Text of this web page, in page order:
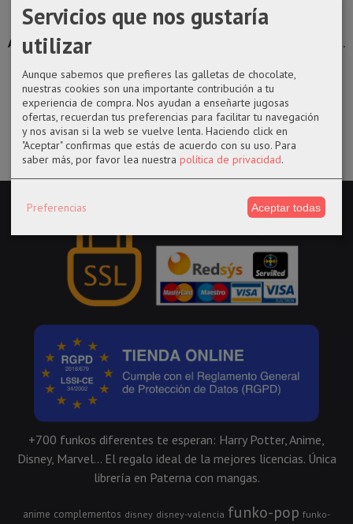
Funko pop
América Chavez
en...
14,50 €
Funko pop 150
Hermione con
17,99 €
Funko pop
1316 Aurora del
14,50 €
Beetle chase...
26,99 €
+700 funkos diferentes te esperan: Harry Potter, Anime,
Disney, Marvel... El regalo ideal de la mejores licencias. Única
librería en Paterna con mangas.
anime complementos disney disney-valencia funko-pop funko-
Servicios que nos gustaría
utilizar
Aunque sabemos que prefieres las galletas de chocolate,
nuestras cookies son una importante contribución a tu
experiencia de compra. Nos ayudan a enseñarte jugosas
ofertas, recuerdan tus preferencias para facilitar tu navegación
y nos avisan si la web se vuelve lenta. Haciendo click en
"Aceptar" confirmas que estás de acuerdo con su uso. Para
saber más, por favor lea nuestra política de privacidad.
Preferencias Aceptar todas